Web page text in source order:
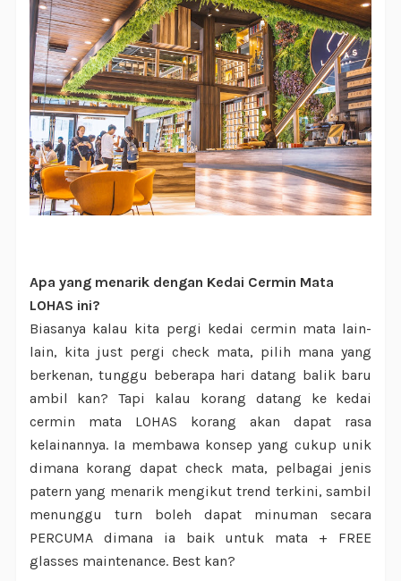
Apa yang menarik dengan Kedai Cermin Mata
LOHAS ini?
Biasanya kalau kita pergi kedai cermin mata lain-
lain, kita just pergi check mata, pilih mana yang
berkenan, tunggu beberapa hari datang balik baru
ambil kan? Tapi kalau korang datang ke kedai
cermin mata LOHAS korang akan dapat rasa
kelainannya. Ia membawa konsep yang cukup unik
dimana korang dapat check mata, pelbagai jenis
patern yang menarik mengikut trend terkini, sambil
menunggu turn boleh dapat minuman secara
PERCUMA dimana ia baik untuk mata + FREE
glasses maintenance. Best kan?